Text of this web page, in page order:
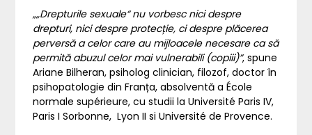
„„Drepturile sexuale“ nu vorbesc nici despre
drepturi, nici despre protecție, ci despre plăcerea
perversă a celor care au mijloacele necesare ca să
permită abuzul celor mai vulnerabili (copiii)”, spune
Ariane Bilheran, psiholog clinician, filozof, doctor în
psihopatologie din Franța, absolventă a École
normale supérieure, cu studii la Université Paris IV,
Paris I Sorbonne, Lyon II si Université de Provence.